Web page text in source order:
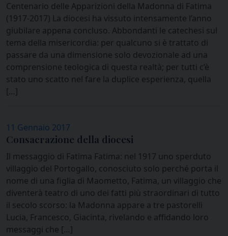
Centenario delle Apparizioni della Madonna di Fatima
(1917-2017) La diocesi ha vissuto intensamente l’anno
giubilare appena concluso. Abbondanti le catechesi sul
tema della misericordia: per qualcuno si è trattato di
passare da una dimensione solo devozionale ad una
comprensione teologica di questa realtà; per tutti c’è
stato uno scatto nel fare la duplice esperienza, quella
[…]
11 Gennaio 2017
Consacrazione della diocesi
Il messaggio di Fatima Fatima: nel 1917 uno sperduto
villaggio del Portogallo, conosciuto solo perché porta il
nome di una figlia di Maometto, Fatima, un villaggio che
diventerà teatro di uno dei fatti più straordinari di tutto
il secolo scorso: la Madonna appare a tre pastorelli
Lucia, Francesco, Giacinta, rivelando e affidando loro
messaggi che […]